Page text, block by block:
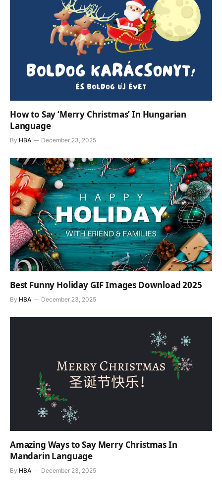
How to Say ‘Merry Christmas’ In Hungarian
Language
By HBA December 23, 2025
Best Funny Holiday GIF Images Download 2025
By HBA December 23, 2025
Amazing Ways to Say Merry Christmas In
Mandarin Language
By HBA December 23, 2025